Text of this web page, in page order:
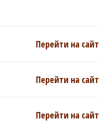
Перейти на сайт
Перейти на сайт
Перейти на сайт